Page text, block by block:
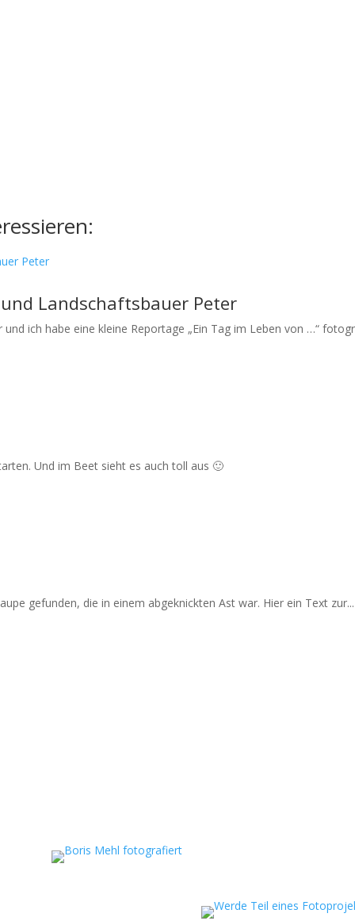
Landschaftsbauer Peter
ich habe eine kleine Reportage „Ein Tag im Leben von …“
Und im Beet sieht es auch toll aus 🙂
gefunden, die in einem abgeknickten Ast war. Hier ein Text zur...